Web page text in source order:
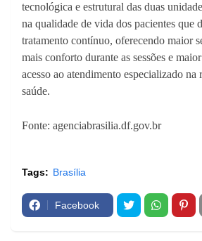
tecnológica e estrutural das duas
na qualidade de vida dos pacientes que
tratamento contínuo, oferecendo maior
mais conforto durante as sessões e
acesso ao atendimento especializado na
saúde.
Fonte: agenciabrasilia.df.gov.br
Tags: Brasília
Facebook